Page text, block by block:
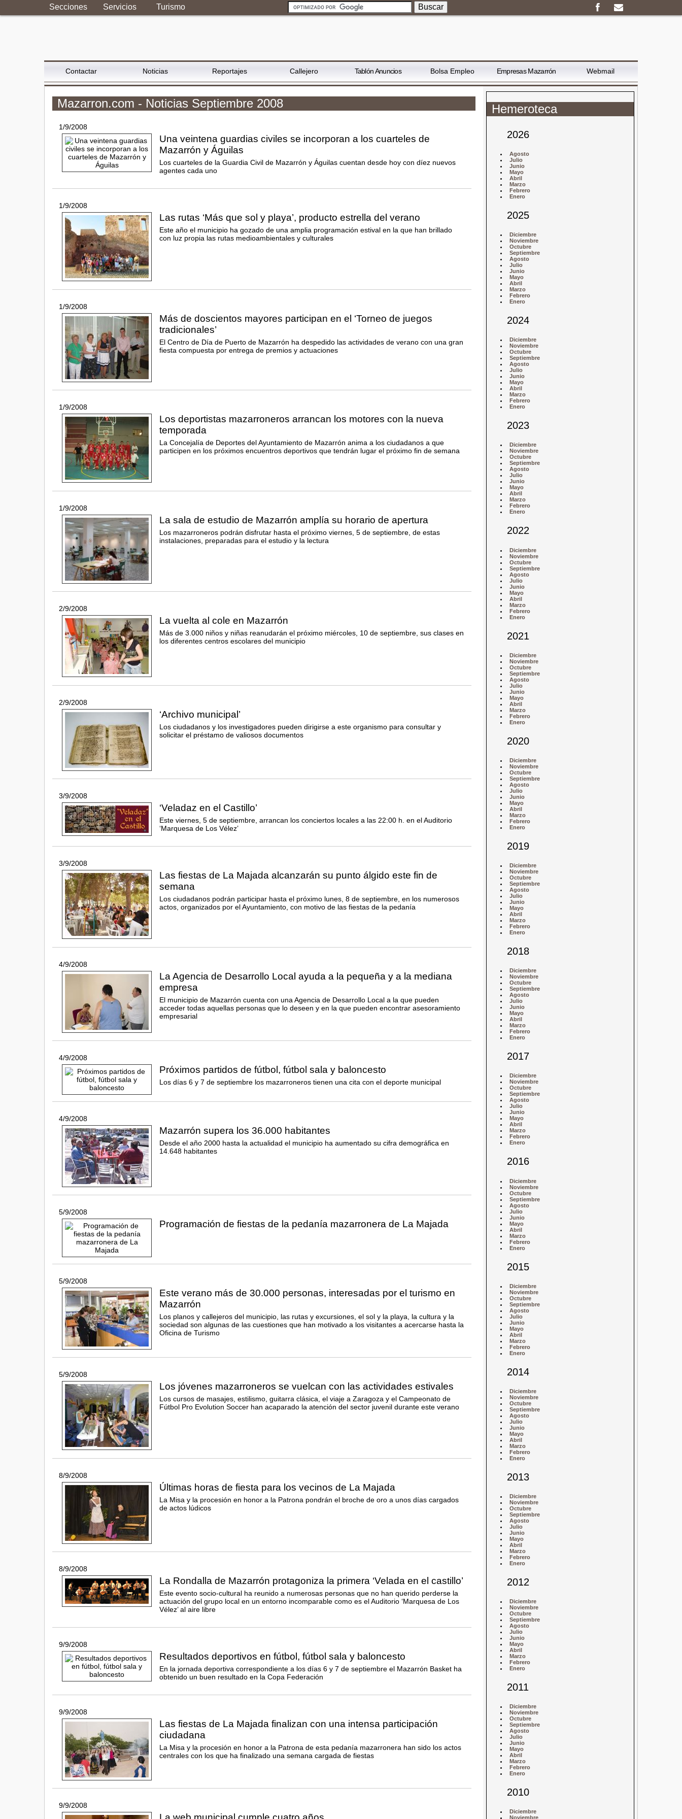
Secciones Servicios Turismo
Contactar Noticias Reportajes Callejero Tablón Anuncios Bolsa Empleo Empresas Mazarrón Webmail
Mazarron.com - Noticias Septiembre 2008
1/9/2008
Una veintena guardias civiles se incorporan a los cuarteles de
Mazarrón y Águilas
Los cuarteles de la Guardia Civil de Mazarrón y Águilas cuentan desde hoy con díez nuevos
agentes cada uno
1/9/2008
Las rutas ‘Más que sol y playa’, producto estrella del verano
Este año el municipio ha gozado de una amplia programación estival en la que han brillado
con luz propia las rutas medioambientales y culturales
1/9/2008
Más de doscientos mayores participan en el ‘Torneo de juegos
tradicionales’
El Centro de Día de Puerto de Mazarrón ha despedido las actividades de verano con una gran
fiesta compuesta por entrega de premios y actuaciones
1/9/2008
Los deportistas mazarroneros arrancan los motores con la nueva
temporada
La Concejalía de Deportes del Ayuntamiento de Mazarrón anima a los ciudadanos a que
participen en los próximos encuentros deportivos que tendrán lugar el próximo fin de semana
1/9/2008
La sala de estudio de Mazarrón amplía su horario de apertura
Los mazarroneros podrán disfrutar hasta el próximo viernes, 5 de septiembre, de estas
instalaciones, preparadas para el estudio y la lectura
2/9/2008
La vuelta al cole en Mazarrón
Más de 3.000 niños y niñas reanudarán el próximo miércoles, 10 de septiembre, sus clases en
los diferentes centros escolares del municipio
2/9/2008
‘Archivo municipal’
Los ciudadanos y los investigadores pueden dirigirse a este organismo para consultar y
solicitar el préstamo de valiosos documentos
3/9/2008
‘Veladaz en el Castillo’
Este viernes, 5 de septiembre, arrancan los conciertos locales a las 22:00 h. en el Auditorio
‘Marquesa de Los Vélez’
3/9/2008
Las fiestas de La Majada alcanzarán su punto álgido este fin de
semana
Los ciudadanos podrán participar hasta el próximo lunes, 8 de septiembre, en los numerosos
actos, organizados por el Ayuntamiento, con motivo de las fiestas de la pedanía
4/9/2008
La Agencia de Desarrollo Local ayuda a la pequeña y a la mediana
empresa
El municipio de Mazarrón cuenta con una Agencia de Desarrollo Local a la que pueden
acceder todas aquellas personas que lo deseen y en la que pueden encontrar asesoramiento
empresarial
4/9/2008
Próximos partidos de fútbol, fútbol sala y baloncesto
Los días 6 y 7 de septiembre los mazarroneros tienen una cita con el deporte municipal
4/9/2008
Mazarrón supera los 36.000 habitantes
Desde el año 2000 hasta la actualidad el municipio ha aumentado su cifra demográfica en
14.648 habitantes
5/9/2008
Programación de fiestas de la pedanía mazarronera de La Majada
5/9/2008
Este verano más de 30.000 personas, interesadas por el turismo en
Mazarrón
Los planos y callejeros del municipio, las rutas y excursiones, el sol y la playa, la cultura y la
sociedad son algunas de las cuestiones que han motivado a los visitantes a acercarse hasta la
Oficina de Turismo
5/9/2008
Los jóvenes mazarroneros se vuelcan con las actividades estivales
Los cursos de masajes, estilismo, guitarra clásica, el viaje a Zaragoza y el Campeonato de
Fútbol Pro Evolution Soccer han acaparado la atención del sector juvenil durante este verano
8/9/2008
Últimas horas de fiesta para los vecinos de La Majada
La Misa y la procesión en honor a la Patrona pondrán el broche de oro a unos días cargados
de actos lúdicos
8/9/2008
La Rondalla de Mazarrón protagoniza la primera ‘Velada en el castillo’
Este evento socio-cultural ha reunido a numerosas personas que no han querido perderse la
actuación del grupo local en un entorno incomparable como es el Auditorio ‘Marquesa de Los
Vélez’ al aire libre
9/9/2008
Resultados deportivos en fútbol, fútbol sala y baloncesto
En la jornada deportiva correspondiente a los días 6 y 7 de septiembre el Mazarrón Basket ha
obtenido un buen resultado en la Copa Federación
9/9/2008
Las fiestas de La Majada finalizan con una intensa participación
ciudadana
La Misa y la procesión en honor a la Patrona de esta pedanía mazarronera han sido los actos
centrales con los que ha finalizado una semana cargada de fiestas
9/9/2008
Hemeroteca
2026
Agosto
Julio
Junio
Mayo
Abril
Marzo
Febrero
Enero
2025
Diciembre
Noviembre
Octubre
Septiembre
Agosto
Julio
Junio
Mayo
Abril
Marzo
Febrero
Enero
2024
Diciembre
Noviembre
Octubre
Septiembre
Agosto
Julio
Junio
Mayo
Abril
Marzo
Febrero
Enero
2023
Diciembre
Noviembre
Octubre
Septiembre
Agosto
Julio
Junio
Mayo
Abril
Marzo
Febrero
Enero
2022
Diciembre
Noviembre
Octubre
Septiembre
Agosto
Julio
Junio
Mayo
Abril
Marzo
Febrero
Enero
2021
Diciembre
Noviembre
Octubre
Septiembre
Agosto
Julio
Junio
Mayo
Abril
Marzo
Febrero
Enero
2020
Diciembre
Noviembre
Octubre
Septiembre
Agosto
Julio
Junio
Mayo
Abril
Marzo
Febrero
Enero
2019
Diciembre
Noviembre
Octubre
Septiembre
Agosto
Julio
Junio
Mayo
Abril
Marzo
Febrero
Enero
2018
Diciembre
Noviembre
Octubre
Septiembre
Agosto
Julio
Junio
Mayo
Abril
Marzo
Febrero
Enero
2017
Diciembre
Noviembre
Octubre
Septiembre
Agosto
Julio
Junio
Mayo
Abril
Marzo
Febrero
Enero
2016
Diciembre
Noviembre
Octubre
Septiembre
Agosto
Julio
Junio
Mayo
Abril
Marzo
Febrero
Enero
2015
Diciembre
Noviembre
Octubre
Septiembre
Agosto
Julio
Junio
Mayo
Abril
Marzo
Febrero
Enero
2014
Diciembre
Noviembre
Octubre
Septiembre
Agosto
Julio
Junio
Mayo
Abril
Marzo
Febrero
Enero
2013
Diciembre
Noviembre
Octubre
Septiembre
Agosto
Julio
Junio
Mayo
Abril
Marzo
Febrero
Enero
2012
Diciembre
Noviembre
Octubre
Septiembre
Agosto
Julio
Junio
Mayo
Abril
Marzo
Febrero
Enero
2011
Diciembre
Noviembre
Octubre
Septiembre
Agosto
Julio
Junio
Mayo
Abril
Marzo
Febrero
Enero
2010
Diciembre
Noviembre